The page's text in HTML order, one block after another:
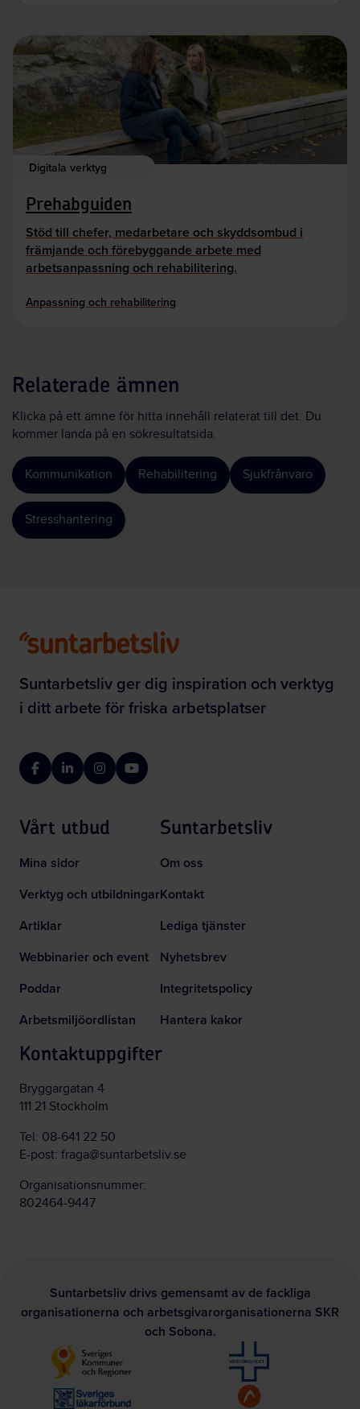
Digitala verktyg
Prehabguiden
Stöd till chefer, medarbetare och skyddsombud i
främjande och förebyggande arbete med
arbetsanpassning och rehabilitering.
Anpassning och rehabilitering
Relaterade ämnen
Klicka på ett ämne för hitta innehåll relaterat till det. Du
kommer landa på en sökresultatsida.
Kommunikation Rehabilitering Sjukfrånvaro
Stresshantering
Suntarbetsliv ger dig inspiration och verktyg
i ditt arbete för friska arbetsplatser
FacebookLinkedInInstagramYouTube
Vårt utbud
Mina sidor
Verktyg och utbildningar
Artiklar
Webbinarier och event
Poddar
Arbetsmiljöordlistan
Suntarbetsliv
Om oss
Kontakt
Lediga tjänster
Nyhetsbrev
Integritetspolicy
Hantera kakor
Kontaktuppgifter
Bryggargatan 4
111 21 Stockholm
Tel: 08-641 22 50
E-post: fraga@suntarbetsliv.se
Organisationsnummer:
802464-9447
Suntarbetsliv drivs gemensamt av de fackliga
organisationerna och arbetsgivarorganisationerna SKR
och Sobona.